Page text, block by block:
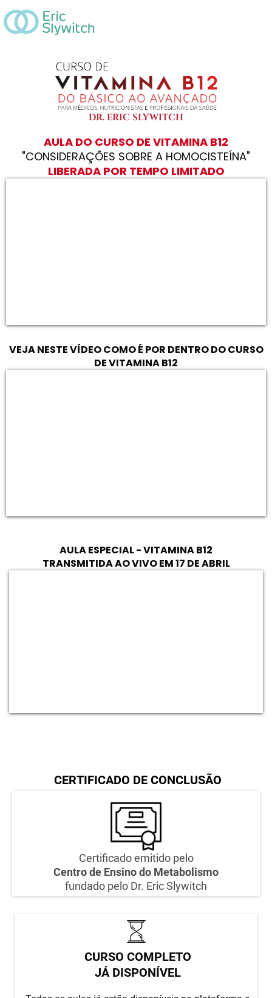
DR. ERIC SLYWITCH
AULA DO CURSO DE VITAMINA B12
"CONSIDERAÇÕES SOBRE A HOMOCISTEÍNA"
LIBERADA POR TEMPO LIMITADO
VEJA NESTE VÍDEO COMO É POR DENTRO DO CURSO
DE VITAMINA B12
AULA ESPECIAL - VITAMINA B12
TRANSMITIDA AO VIVO EM 17 DE ABRIL
CERTIFICADO DE CONCLUSÃO
Certificado emitido pelo
Centro de Ensino do Metabolismo
fundado pelo Dr. Eric Slywitch
CURSO COMPLETO
JÁ DISPONÍVEL